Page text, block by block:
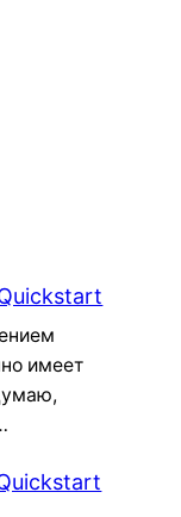
имеет